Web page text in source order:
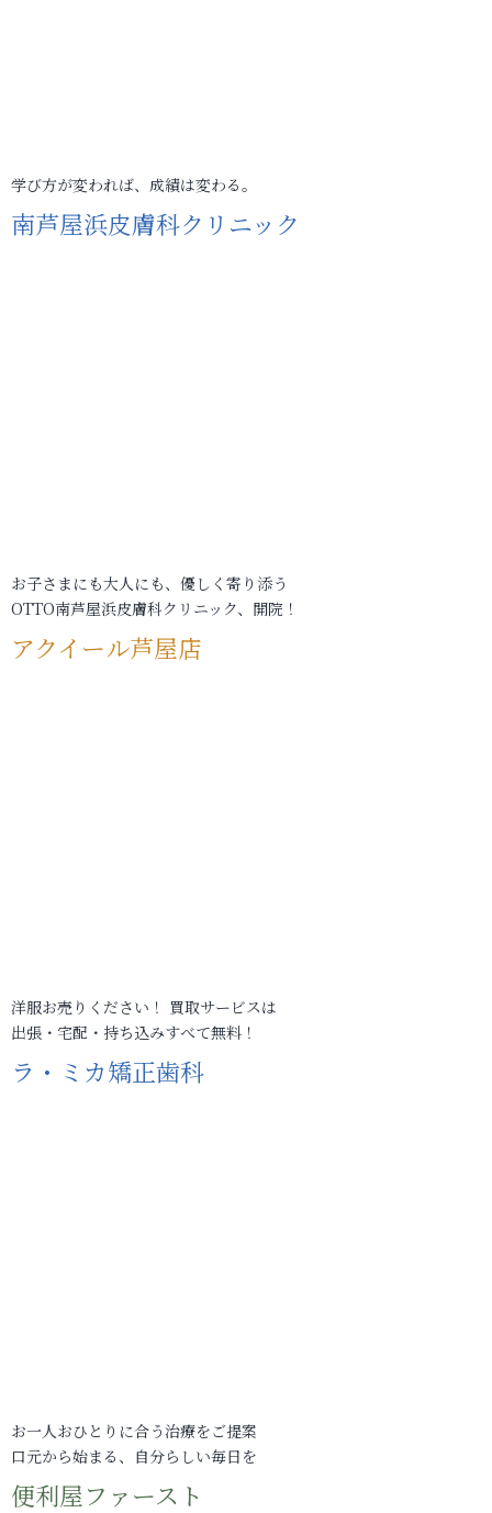
学び方が変われば、成績は変わる。
南芦屋浜皮膚科クリニック
お子さまにも大人にも、優しく寄り添う
OTTO南芦屋浜皮膚科クリニック、開院！
アクイール芦屋店
洋服お売りください！ 買取サービスは
出張・宅配・持ち込みすべて無料！
ラ・ミカ矯正歯科
お一人おひとりに合う治療をご提案
口元から始まる、自分らしい毎日を
便利屋ファースト